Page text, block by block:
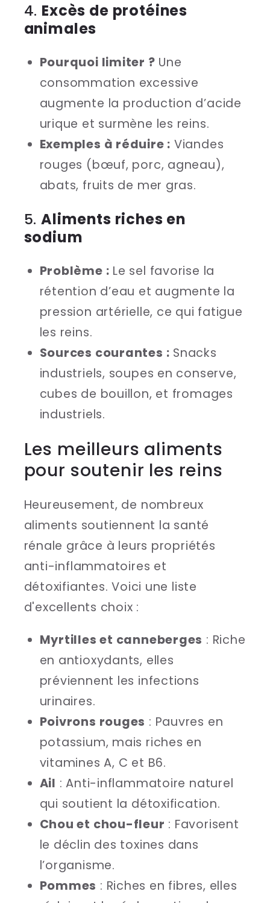
4. Excès de protéines
animales
Pourquoi limiter ? Une
consommation excessive
augmente la production d’acide
urique et surmène les reins.
Exemples à réduire : Viandes
rouges (bœuf, porc, agneau),
abats, fruits de mer gras.
5.Aliments riches en
sodium
Problème : Le sel favorise la
rétention d’eau et augmente la
pression artérielle, ce qui fatigue
les reins.
Sources courantes : Snacks
industriels, soupes en conserve,
cubes de bouillon, et fromages
industriels.
Les meilleurs aliments
pour soutenir les reins
Heureusement, de nombreux
aliments soutiennent la santé
rénale grâce à leurs propriétés
anti-inflammatoires et
détoxifiantes. Voici une liste
d'excellents choix :
Myrtilles et canneberges : Riche
en antioxydants, elles
préviennent les infections
urinaires.
Poivrons rouges : Pauvres en
potassium, mais riches en
vitamines A, C et B6.
Ail : Anti-inflammatoire naturel
qui soutient la détoxification.
Chou et chou-fleur : Favorisent
le déclin des toxines dans
l’organisme.
Pommes : Riches en fibres, elles